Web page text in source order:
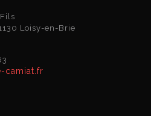
Loisy-en-Brie
camiat.fr